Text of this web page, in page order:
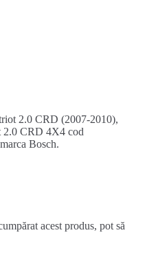
2.0 CRD (2007-2010),
2.0 CRD 4X4 cod
Bosch.
acest produs, pot să